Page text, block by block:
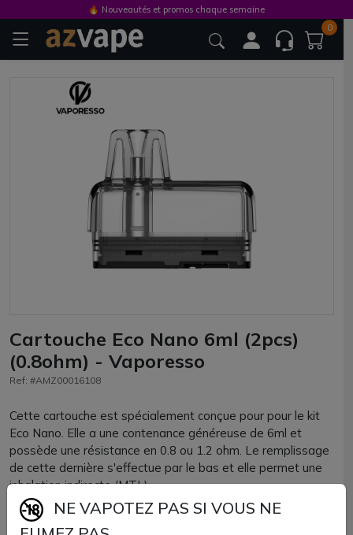
0
Cartouche Eco Nano 6ml (2pcs)
(0.8ohm) - Vaporesso
Ref: #AMZ00016108
Cette cartouche est spécialement conçue pour pour le kit
Eco Nano. Elle a une contenance généreuse de 6ml et
possède une résistance en 0.8 ou 1.2 ohm. Le remplissage
de cette dernière s'effectue par le bas et elle permet une
inhalation indirecte (MTL).
Lot de 2 cartouches Eco Nano Vaporesso.
🔥 Nouveautés et promos chaque semaine
NE VAPOTEZ PAS SI VOUS NE